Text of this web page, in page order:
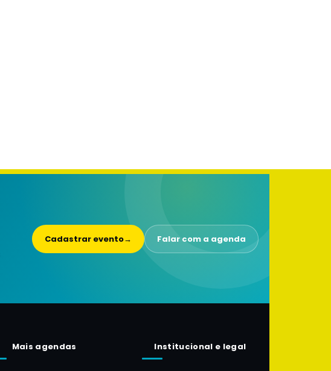
Cadastrar evento→ Falar com a agenda
Mais agendas Institucional e legal